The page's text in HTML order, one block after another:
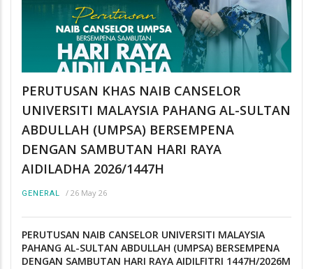
PERUTUSAN KHAS NAIB CANSELOR
UNIVERSITI MALAYSIA PAHANG AL-SULTAN
ABDULLAH (UMPSA) BERSEMPENA
DENGAN SAMBUTAN HARI RAYA
AIDILADHA 2026/1447H
GENERAL / 26 May 26
PERUTUSAN NAIB CANSELOR UNIVERSITI MALAYSIA
PAHANG AL-SULTAN ABDULLAH (UMPSA) BERSEMPENA
DENGAN SAMBUTAN HARI RAYA AIDILFITRI 1447H/2026M